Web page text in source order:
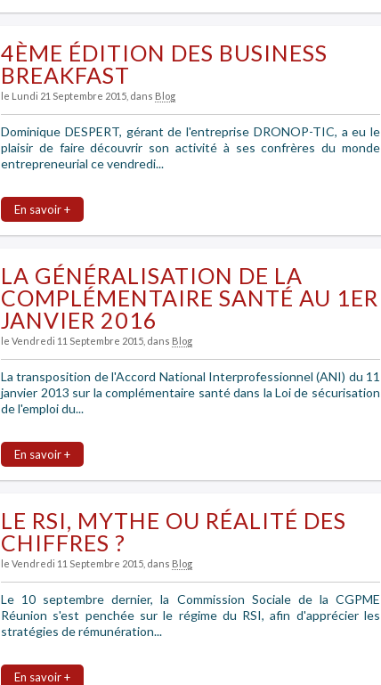
4ÈME ÉDITION DES BUSINESS
BREAKFAST
le Lundi 21 Septembre 2015 , dans Blog
Dominique DESPERT, gérant de l'entreprise DRONOP-TIC, a eu le
plaisir de faire découvrir son activité à ses confrères du monde
entrepreneurial ce vendredi...
En savoir +
LA GÉNÉRALISATION DE LA
COMPLÉMENTAIRE SANTÉ AU 1ER
JANVIER 2016
le Vendredi 11 Septembre 2015 , dans Blog
La transposition de l'Accord National Interprofessionnel (ANI) du 11
janvier 2013 sur la complémentaire santé dans la Loi de sécurisation
de l'emploi du...
En savoir +
LE RSI, MYTHE OU RÉALITÉ DES
CHIFFRES ?
le Vendredi 11 Septembre 2015 , dans Blog
Le 10 septembre dernier, la Commission Sociale de la CGPME
Réunion s'est penchée sur le régime du RSI, afin d'apprécier les
stratégies de rémunération...
En savoir +